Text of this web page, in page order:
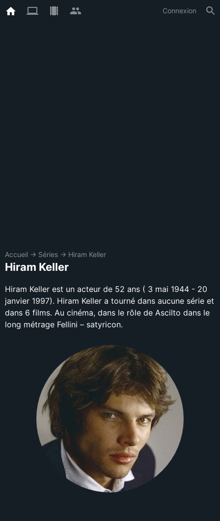
Connexion
Accueil → Séries → Hiram Keller
Hiram Keller
Hiram Keller est un acteur de 52 ans ( 3 mai 1944 - 20
janvier 1997). Hiram Keller a tourné dans aucune série et
dans 6 films. Au cinéma, dans le rôle de Ascilto dans le
long métrage Fellini – satyricon.